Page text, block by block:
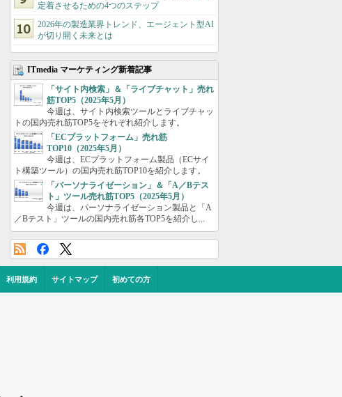
定着させるための4つのステップ
2026年の製造業界トレンド、エージェント型AI
が切り開く未来とは
ITmedia マーケティング新着記事
「サイト内検索」＆「ライブチャット」売れ
筋TOP5（2025年5月）
今週は、サイト内検索ツールとライブチャッ
トの国内売れ筋TOP5をそれぞれ紹介します。
「ECプラットフォーム」売れ筋
TOP10（2025年5月）
今週は、ECプラットフォーム製品（ECサイ
ト構築ツール）の国内売れ筋TOP10を紹介します。
「パーソナライゼーション」＆「A／Bテス
ト」ツール売れ筋TOP5（2025年5月）
今週は、パーソナライゼーション製品と「A
／Bテスト」ツールの国内売れ筋各TOP5を紹介し...
利用規約 サイトマップ 初めての方